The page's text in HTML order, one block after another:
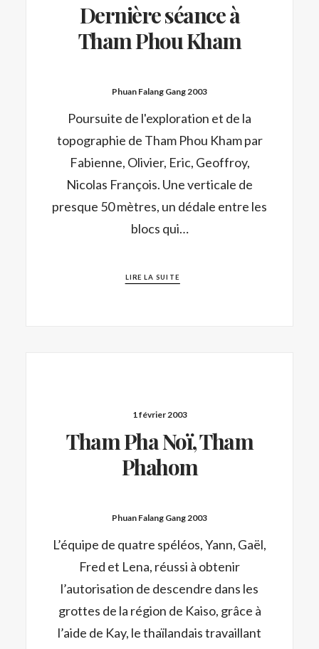
Dernière séance à
Tham Phou Kham
Phuan Falang Gang 2003
Poursuite de l'exploration et de la
topographie de Tham Phou Kham par
Fabienne, Olivier, Eric, Geoffroy,
Nicolas François. Une verticale de
presque 50 mètres, un dédale entre les
blocs qui…
LIRE LA SUITE
1 février 2003
Tham Pha Noï, Tham
Phahom
Phuan Falang Gang 2003
L’équipe de quatre spéléos, Yann, Gaël,
Fred et Lena, réussi à obtenir
l’autorisation de descendre dans les
grottes de la région de Kaiso, grâce à
l’aide de Kay, le thaïlandais travaillant